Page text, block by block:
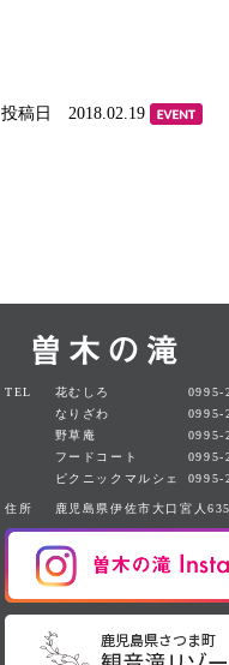
投稿日 2018.02.19
TEL 花むしろ
0995-
なりざわ
0995-
野草庵
0995-
フードコート
0995-
ピクニックマルシェ
0995-
住所 鹿児島県伊佐市大口宮人